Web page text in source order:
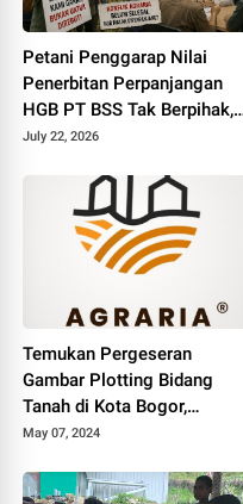
Petani Penggarap Nilai
Penerbitan Perpanjangan
HGB PT BSS Tak Berpihak,
Minta BPN Bogor I Tinjau
July 22, 2026
Temukan Pergeseran
Gambar Plotting Bidang
Tanah di Kota Bogor,
Laporkan temuan ke AHY
May 07, 2024